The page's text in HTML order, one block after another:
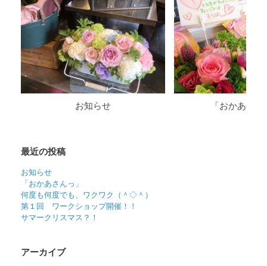
お知らせ 「おかあさ
最近の投稿
お知らせ
「おかあさんっ」
何度も何度でも、ワクワク（＾◇＾）
第１回 ワークショップ開催！！
サマークリスマス？！
アーカイブ